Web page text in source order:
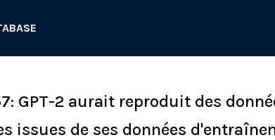
GPT-2 aurait reproduit des
issues de ses données